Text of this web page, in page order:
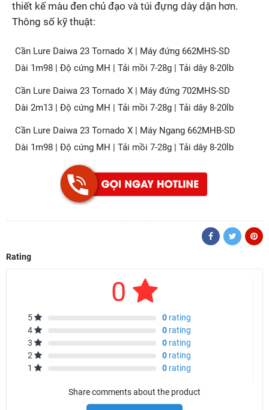
thiết kế màu đen chủ đạo và túi đựng dày dặn hơn.
Thông số kỹ thuật:
Cần Lure Daiwa 23 Tornado X | Máy đứng 662MHS-SD
Dài 1m98 | Độ cứng MH | Tải mồi 7-28g | Tải dây 8-20lb
Cần Lure Daiwa 23 Tornado X | Máy đứng 702MHS-SD
Dài 2m13 | Độ cứng MH | Tải mồi 7-28g | Tải dây 8-20lb
Cần Lure Daiwa 23 Tornado X | Máy Ngang 662MHB-SD
Dài 1m98 | Độ cứng MH | Tải mồi 7-28g | Tải dây 8-20lb
Rating
0
5 0 rating
4
0 rating
3
0 rating
2
0 rating
1
0 rating
Share comments about the product